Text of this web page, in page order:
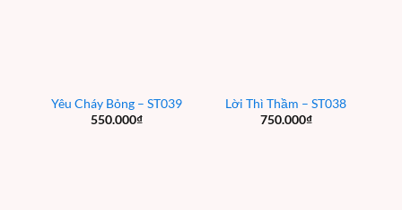
Yêu Cháy Bỏng – ST039
550.000₫
Lời Thì Thầm – ST038
750.000₫